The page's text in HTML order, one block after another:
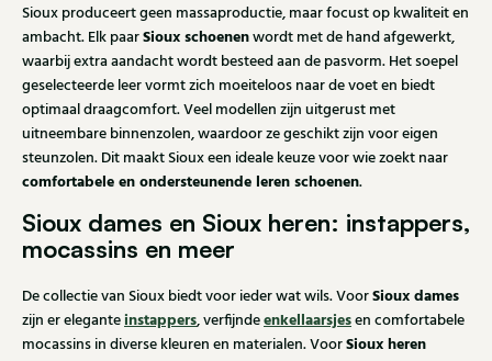
Sioux produceert geen massaproductie, maar focust op kwaliteit en
ambacht. Elk paarSioux schoenenwordt met de hand afgewerkt,
waarbij extra aandacht wordt besteed aan de pasvorm. Het soepel
geselecteerde leer vormt zich moeiteloos naar de voet en biedt
optimaal draagcomfort. Veel modellen zijn uitgerust met
uitneembare binnenzolen, waardoor ze geschikt zijn voor eigen
steunzolen. Dit maakt Sioux een ideale keuze voor wie zoekt naar
comfortabele en ondersteunende leren schoenen.
Sioux dames en Sioux heren: instappers,
mocassins en meer
De collectie van Sioux biedt voor ieder wat wils. VoorSioux dames
zijn er eleganteinstappers, verfijndeenkellaarsjesen comfortabele
mocassins in diverse kleuren en materialen. VoorSioux heren